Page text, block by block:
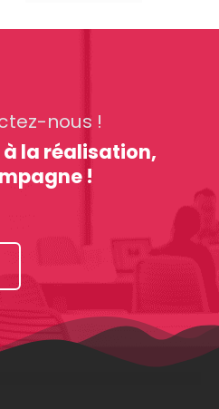
nous !
la réalisation,
!